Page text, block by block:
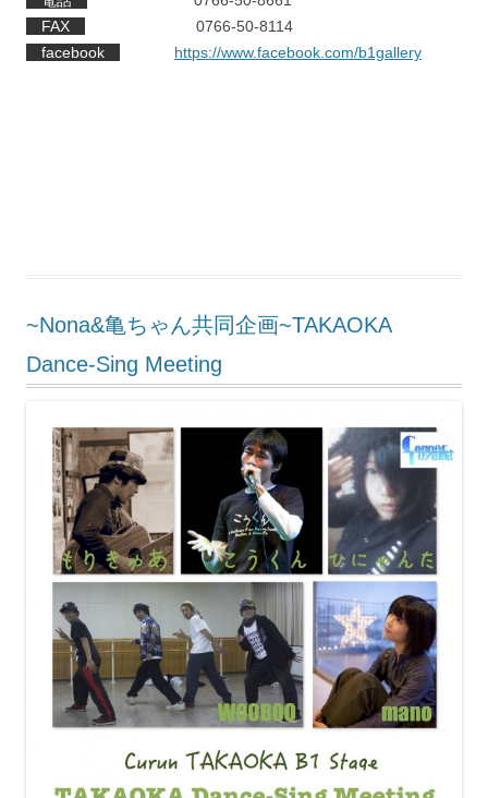
FAX
0766-50-8114
facebook
https://www.facebook.com/b1gallery
~Nona&亀ちゃん共同企画~TAKAOKA
Dance-Sing Meeting